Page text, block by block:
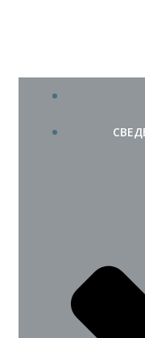
содержимому